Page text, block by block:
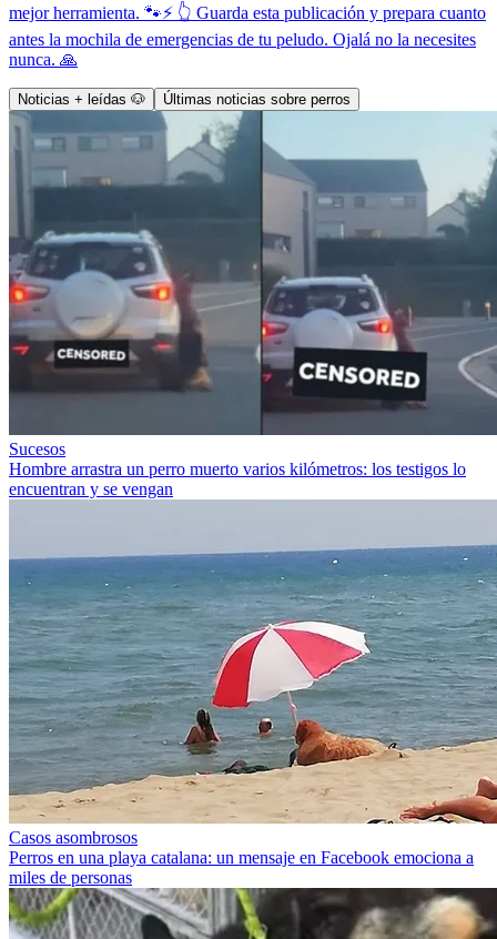
mejor herramienta. 🐾⚡ 👆 Guarda esta publicación y prepara cuanto
antes la mochila de emergencias de tu peludo. Ojalá no la necesites
nunca. 🙏
Noticias + leídas 🐶 Últimas noticias sobre perros
Sucesos
Hombre arrastra un perro muerto varios kilómetros: los testigos lo
encuentran y se vengan
Casos asombrosos
Perros en una playa catalana: un mensaje en Facebook emociona a
miles de personas